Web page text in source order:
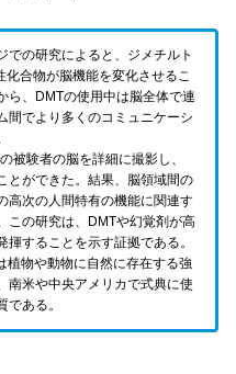
の研究によると、ジメチルト
合物が脳機能を変化させるこ
ら、DMTの使用中は脳全体で連
間でより多くのコミュニケーシ
験者の脳を詳細に撮影し、
とができた。結果、脳領域間の
高次の人間特有の機能に関連す
この研究は、DMTや幻覚剤が高
することを示す証拠である。
物や動物に自然に存在する強
南米や中央アメリカで式典に使
ある。